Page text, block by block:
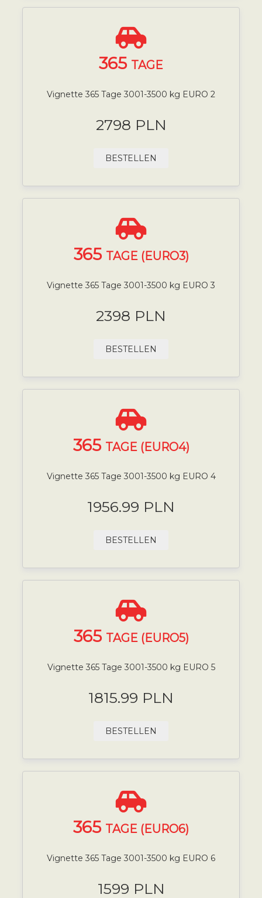
365 TAGE
Vignette 365 Tage 3001-3500 kg EURO 2
2798 PLN
BESTELLEN
365 TAGE (EURO3)
Vignette 365 Tage 3001-3500 kg EURO 3
2398 PLN
BESTELLEN
365 TAGE (EURO4)
Vignette 365 Tage 3001-3500 kg EURO 4
1956.99 PLN
BESTELLEN
365 TAGE (EURO5)
Vignette 365 Tage 3001-3500 kg EURO 5
1815.99 PLN
BESTELLEN
365 TAGE (EURO6)
Vignette 365 Tage 3001-3500 kg EURO 6
1599 PLN